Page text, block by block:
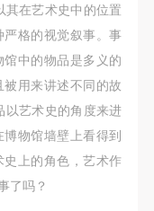
其在艺术史中的位置
格的视觉叙事。事
中的物品是多义的
用来讲述不同的故
以艺术史的角度来进
物馆墙壁上看得到
上的角色，艺术作
了吗？
、机构、艺术家
研究为基础，积
展览、论坛及公
家以及社会公众
作为一家公益性
性和公益性为
公共教育部所
、机构、艺术家
研究为基础，积
展览、论坛及公
家以及社会公众
作为一家公益性
性和公益性为
公共教育部所
、机构、艺术家
研究为基础，积
展览、论坛及公
家以及社会公众
作为一家公益性
性和公益性为
公共教育部所